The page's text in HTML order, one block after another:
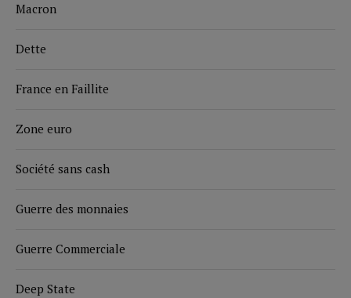
Macron
Dette
France en Faillite
Zone euro
Société sans cash
Guerre des monnaies
Guerre Commerciale
Deep State